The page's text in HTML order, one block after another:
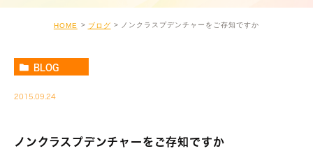
HOME ブログ ノンクラスプデンチャーをご存知ですか
BLOG
2015.09.24
ノンクラスプデンチャーをご存知ですか